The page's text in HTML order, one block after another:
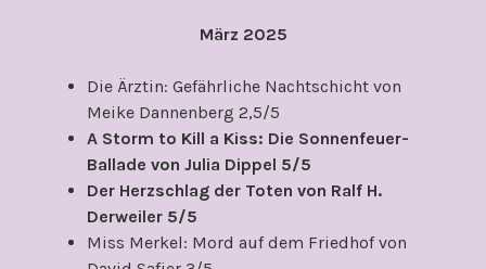
März 2025
Die Ärztin: Gefährliche Nachtschicht von
Meike Dannenberg 2,5/5
A Storm to Kill a Kiss: Die Sonnenfeuer-
Ballade von Julia Dippel 5/5
Der Herzschlag der Toten von Ralf H.
Derweiler 5/5
Miss Merkel: Mord auf dem Friedhof von